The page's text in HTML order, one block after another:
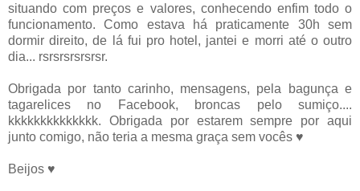
situando com preços e valores, conhecendo enfim todo o
funcionamento. Como estava há praticamente 30h sem
dormir direito, de lá fui pro hotel, jantei e morri até o outro
dia... rsrsrsrsrsrsr.
Obrigada por tanto carinho, mensagens, pela bagunça e
tagarelices no Facebook, broncas pelo sumiço....
kkkkkkkkkkkkkk. Obrigada por estarem sempre por aqui
junto comigo, não teria a mesma graça sem vocês ♥
Beijos ♥